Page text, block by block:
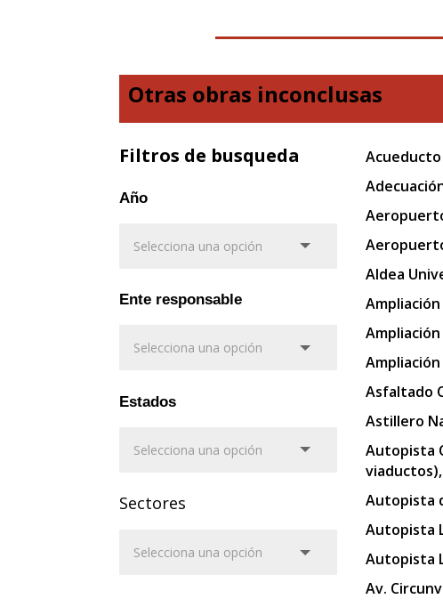
Otras obras inconclusas
Filtros de busqueda
Año
Ente responsable
Estados
Sectores
Aldea
Asfaltado
Astillero
Autopista
Autopista
Autopista
Autopista
Av.